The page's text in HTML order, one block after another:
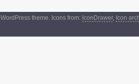
WordPress theme. Icons from: IconDrawer, Icon